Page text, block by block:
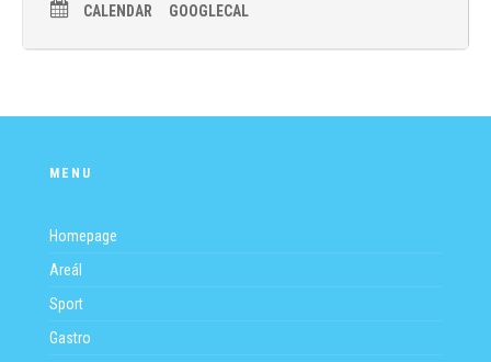
CALENDAR GOOGLECAL
MENU
Homepage
Areál
Sport
Gastro